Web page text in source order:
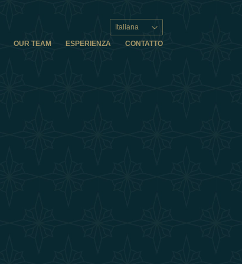
Italiana
OUR TEAM ESPERIENZA CONTATTO